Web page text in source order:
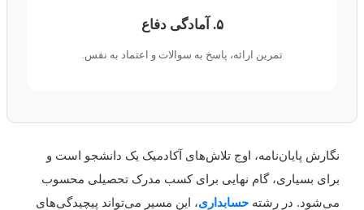
تمرین ارائه، پاسخ به سوالات و اعتماد به نفس.
پایان‌نامه، اوج تلاش‌های آکادمیک یک دانشجو است و
بسیاری، گام نهایی برای کسب مدرک تحصیلی محسوب
در رشته حسابداری، این مسیر می‌تواند پیچیدگی‌های